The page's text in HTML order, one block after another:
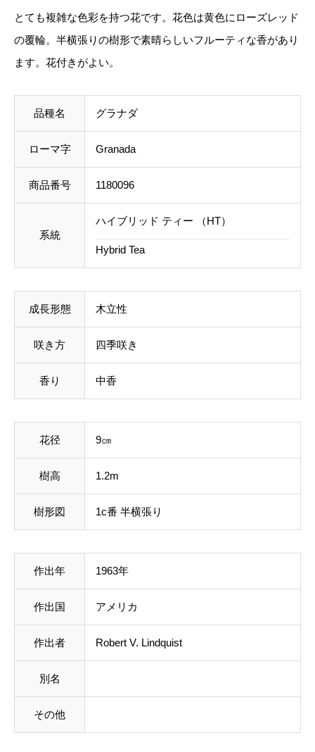
a
個
また、送料につきましては、苗の種類、生育形態、生
育状況、本数などによって大きく変動するため、カー
ト上では未記載となっております。
ご注文後にお送りする「ご注文確定メール」にて、送
料を含めて調整した金額をお知らせいたします。送料
等に不都合ございましたら、メール到着後にキャンセ
事前のお見積もりがご希望の場合は「お問い合わせフ
ォーム」よりご連絡をお願いいたします。
とても複雑な色彩を持つ花です。花色は黄色にローズレッド
の覆輪。半横張りの樹形で素晴らしいフルーティな香があり
ます。花付きがよい。
品種名 グラナダ
ローマ字 Granada
商品番号 1180096
系統
ハイブリッド ティー （HT）
Hybrid Tea
成長形態 木立性
咲き方 四季咲き
香り 中香
花径 9㎝
樹高 1.2m
樹形図 1c番 半横張り
作出年 1963年
作出国 アメリカ
作出者 Robert V. Lindquist
別名
その他